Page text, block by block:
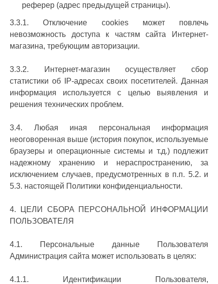
реферер (адрес предыдущей страницы).
3.3.1. Отключение cookies может повлечь
невозможность доступа к частям сайта Интернет-
магазина, требующим авторизации.
3.3.2. Интернет-магазин осуществляет сбор
статистики об IP-адресах своих посетителей. Данная
информация используется с целью выявления и
решения технических проблем.
3.4. Любая иная персональная информация
неоговоренная выше (история покупок, используемые
браузеры и операционные системы и т.д.) подлежит
надежному хранению и нераспространению, за
исключением случаев, предусмотренных в п.п. 5.2. и
5.3. настоящей Политики конфиденциальности.
4. ЦЕЛИ СБОРА ПЕРСОНАЛЬНОЙ ИНФОРМАЦИИ
ПОЛЬЗОВАТЕЛЯ
4.1. Персональные данные Пользователя
Администрация сайта может использовать в целях:
4.1.1. Идентификации Пользователя,